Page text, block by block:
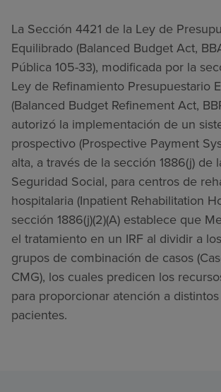
La Sección 4421 de la Ley de
Equilibrado (Balanced Budget Act,
Pública 105-33), modificada por la
Ley de Refinamiento Presupuestario
(Balanced Budget Refinement Act,
autorizó la implementación de un
prospectivo (Prospective Payment
alta, a través de la sección 1886(j) de
Seguridad Social, para centros de
hospitalaria (Inpatient Rehabilitation
sección 1886(j)(2)(A) establece que
el tratamiento en un IRF al dividir a
grupos de combinación de casos
CMG), los cuales predicen los
para proporcionar atención a
pacientes.